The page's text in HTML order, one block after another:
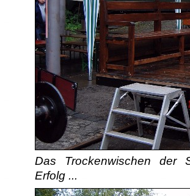
Das Trockenwischen der
Erfolg ...